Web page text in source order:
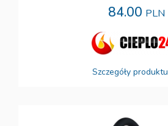
84.00 PLN
Szczegóły produktu